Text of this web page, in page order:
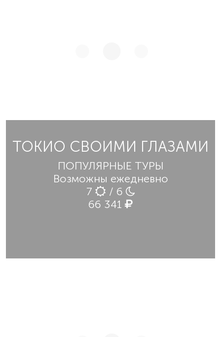
ТОКИО СВОИМИ ГЛАЗАМИ
ПОПУЛЯРНЫЕ ТУРЫ
Возможны ежедневно
7
/ 6
66 341